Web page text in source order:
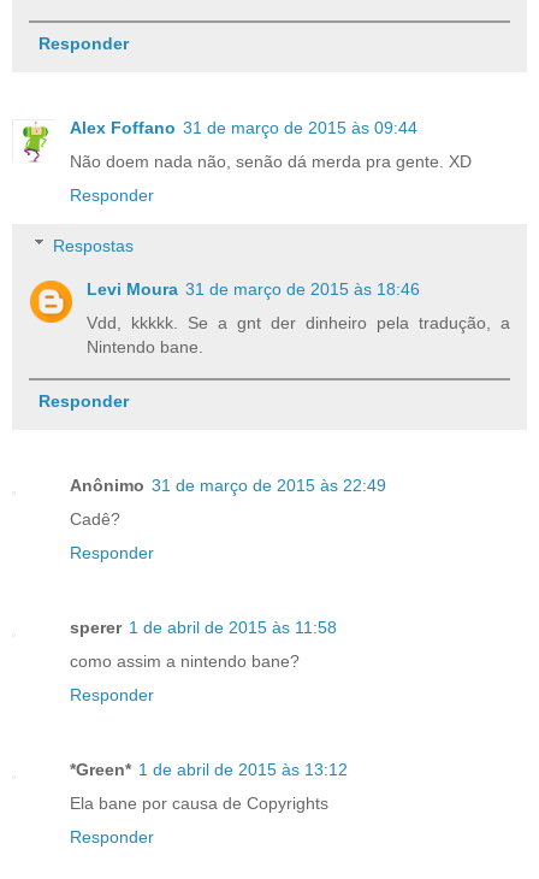
Responder
Alex Foffano 31 de março de 2015 às 09:44
Não doem nada não, senão dá merda pra gente. XD
Responder
Respostas
Levi Moura 31 de março de 2015 às 18:46
Vdd, kkkkk. Se a gnt der dinheiro pela tradução, a
Nintendo bane.
Responder
Anônimo 31 de março de 2015 às 22:49
Cadê?
Responder
sperer 1 de abril de 2015 às 11:58
como assim a nintendo bane?
Responder
*Green* 1 de abril de 2015 às 13:12
Ela bane por causa de Copyrights
Responder